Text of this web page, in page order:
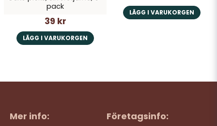
pack
39 kr
LÄGG I VARUKORGEN
LÄGG I VARUKORGEN
Mer info: Företagsinfo: